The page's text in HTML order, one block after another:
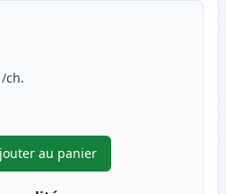
/ch.
ajuster
au panier
,Canon 718 (2660B002AA)